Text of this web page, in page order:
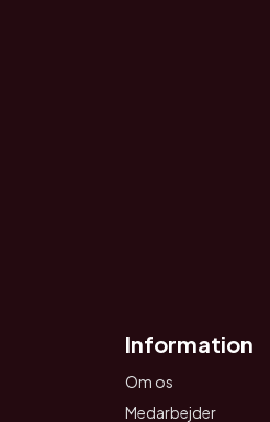
Information
Om os
Medarbejder